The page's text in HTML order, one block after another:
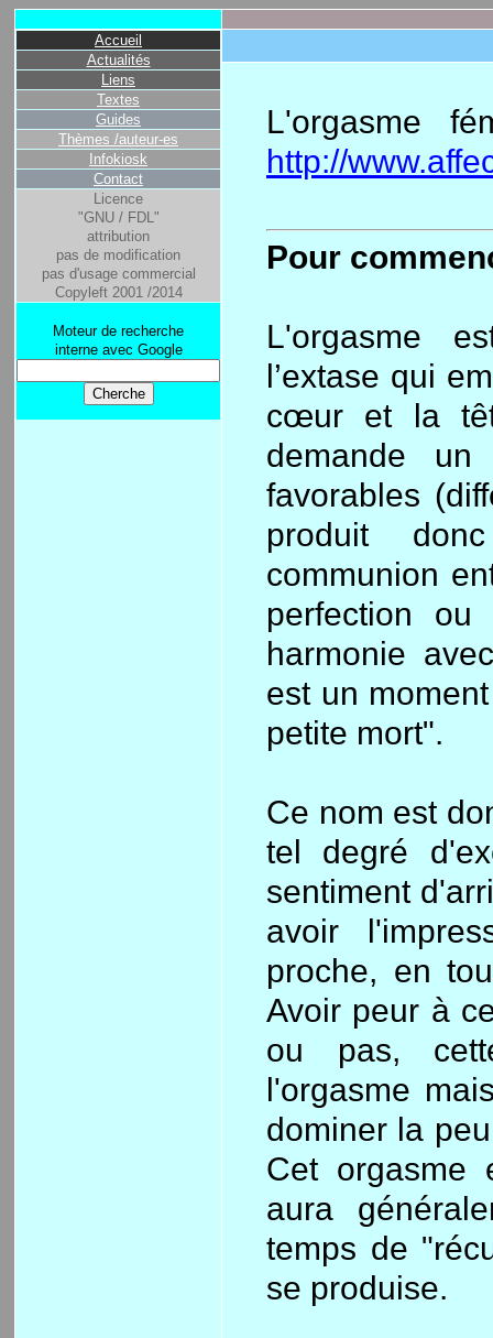
Accueil
Actualités
Liens
Textes
Guides
Thèmes /auteur-es
Infokiosk
Contact
Licence
"GNU / FDL"
attribution
pas de modification
pas d'usage commercial
Copyleft 2001 /2014
Moteur de recherche
interne avec Google
L'orgasme
http://
Pour
L'orgasme
l’extase qui
cœur et la
demande un
favorables
produit
communion
perfection
harmonie
est un
petite mort".
Ce nom est
tel degré
sentiment
avoir
proche, en
Avoir peur à
ou pas,
l'orgasme
dominer la
Cet orgasme
aura
temps de
se produise.